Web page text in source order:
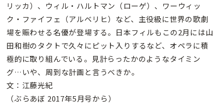
リッカ）、ウィル・ハルトマン（ローゲ）、ワーウィッ
ク・ファイフェ（アルベリヒ）など、主役級に世界の歌劇
場を賑わせる名優が登場する。日本フィルもこの2月には山
田和樹のタクトで久々にピット入りするなど、オペラに積
極的に取り組んでいる。見計らったかのようなタイミン
グ…いや、周到な計画と言うべきか。
文：江藤光紀
（ぶらあぼ 2017年5月号から）